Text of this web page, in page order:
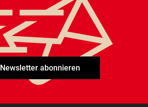
Newsletter abonnieren